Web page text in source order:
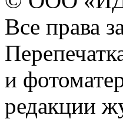
Все права
и
редакции